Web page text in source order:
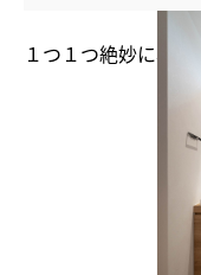
１つ１つ絶妙に柄